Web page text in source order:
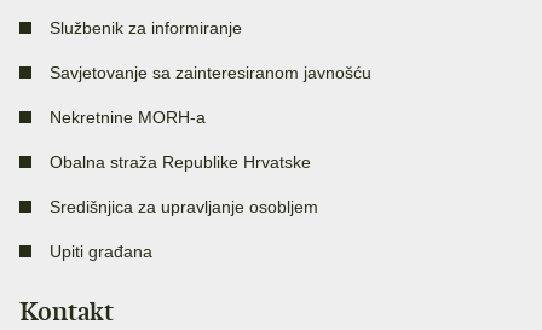
Službenik za informiranje
Savjetovanje sa zainteresiranom javnošću
Nekretnine MORH-a
Obalna straža Republike Hrvatske
Središnjica za upravljanje osobljem
Upiti građana
Kontakt